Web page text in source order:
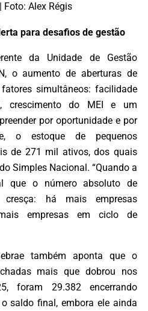
Foto: Alex Régis
para desafios de gestão
da Unidade de Gestão
o aumento de aberturas de
simultâneos: facilidade
crescimento do MEI e um
por oportunidade e por
o estoque de pequenos
de 271 mil ativos, dos quais
Simples Nacional. “Quando a
que o número absoluto de
cresça: há mais empresas
empresas em ciclo de
também aponta que o
mais que dobrou nos
foram 29.382 encerrando
saldo final, embora ele ainda